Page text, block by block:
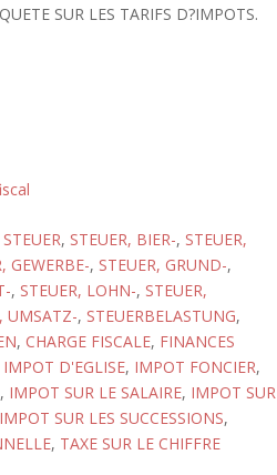
SUR LES TARIFS D?IMPOTS.
STEUER, STEUER, BIER-, STEUER,
GEWERBE-, STEUER, GRUND-,
, STEUER, LOHN-, STEUER,
UMSATZ-, STEUERBELASTUNG,
, CHARGE FISCALE, FINANCES
IMPOT D'EGLISE, IMPOT FONCIER,
, IMPOT SUR LE SALAIRE, IMPOT SUR
IMPOT SUR LES SUCCESSIONS,
, TAXE SUR LE CHIFFRE